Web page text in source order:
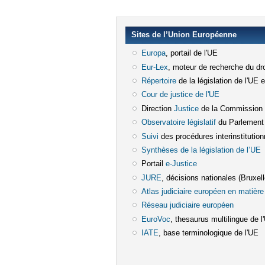
Sites de l’Union Européenne
Europa(le lien est externe)
, portail de l'UE
Eur-Lex (le lien est externe)
, moteur de recherche du
Répertoire(le lien est externe)
de la législation de l'UE
Cour de justice de l'UE(le lien est
Direction Justice(le lien est externe)
de la Commission
Observatoire législatif(le lien est
du Parlement
Suivi (le lien est externe)
des procédures
Synthèses de la législation de l’UE
Portail e-Justice(le lien est externe)
JURE (le lien est externe)
, décisions nationales
Atlas judiciaire européen en
Réseau judiciaire européen(le lien
EuroVoc (le lien est externe)
, thesaurus multilingue de
IATE(le lien est externe)
, base terminologique de l'UE